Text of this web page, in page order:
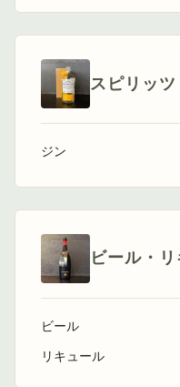
スピリッツ
ジン
ビール・
ビール
リキュール